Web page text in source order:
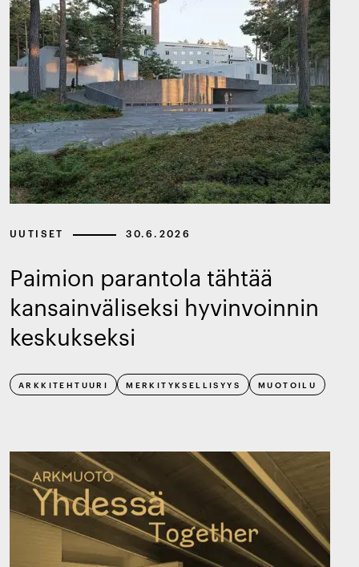
UUTISET 30.6.2026
Paimion parantola tähtää
kansainväliseksi hyvinvoinnin
keskukseksi
ARKKITEHTUURI MERKITYKSELLISYYS MUOTOILU